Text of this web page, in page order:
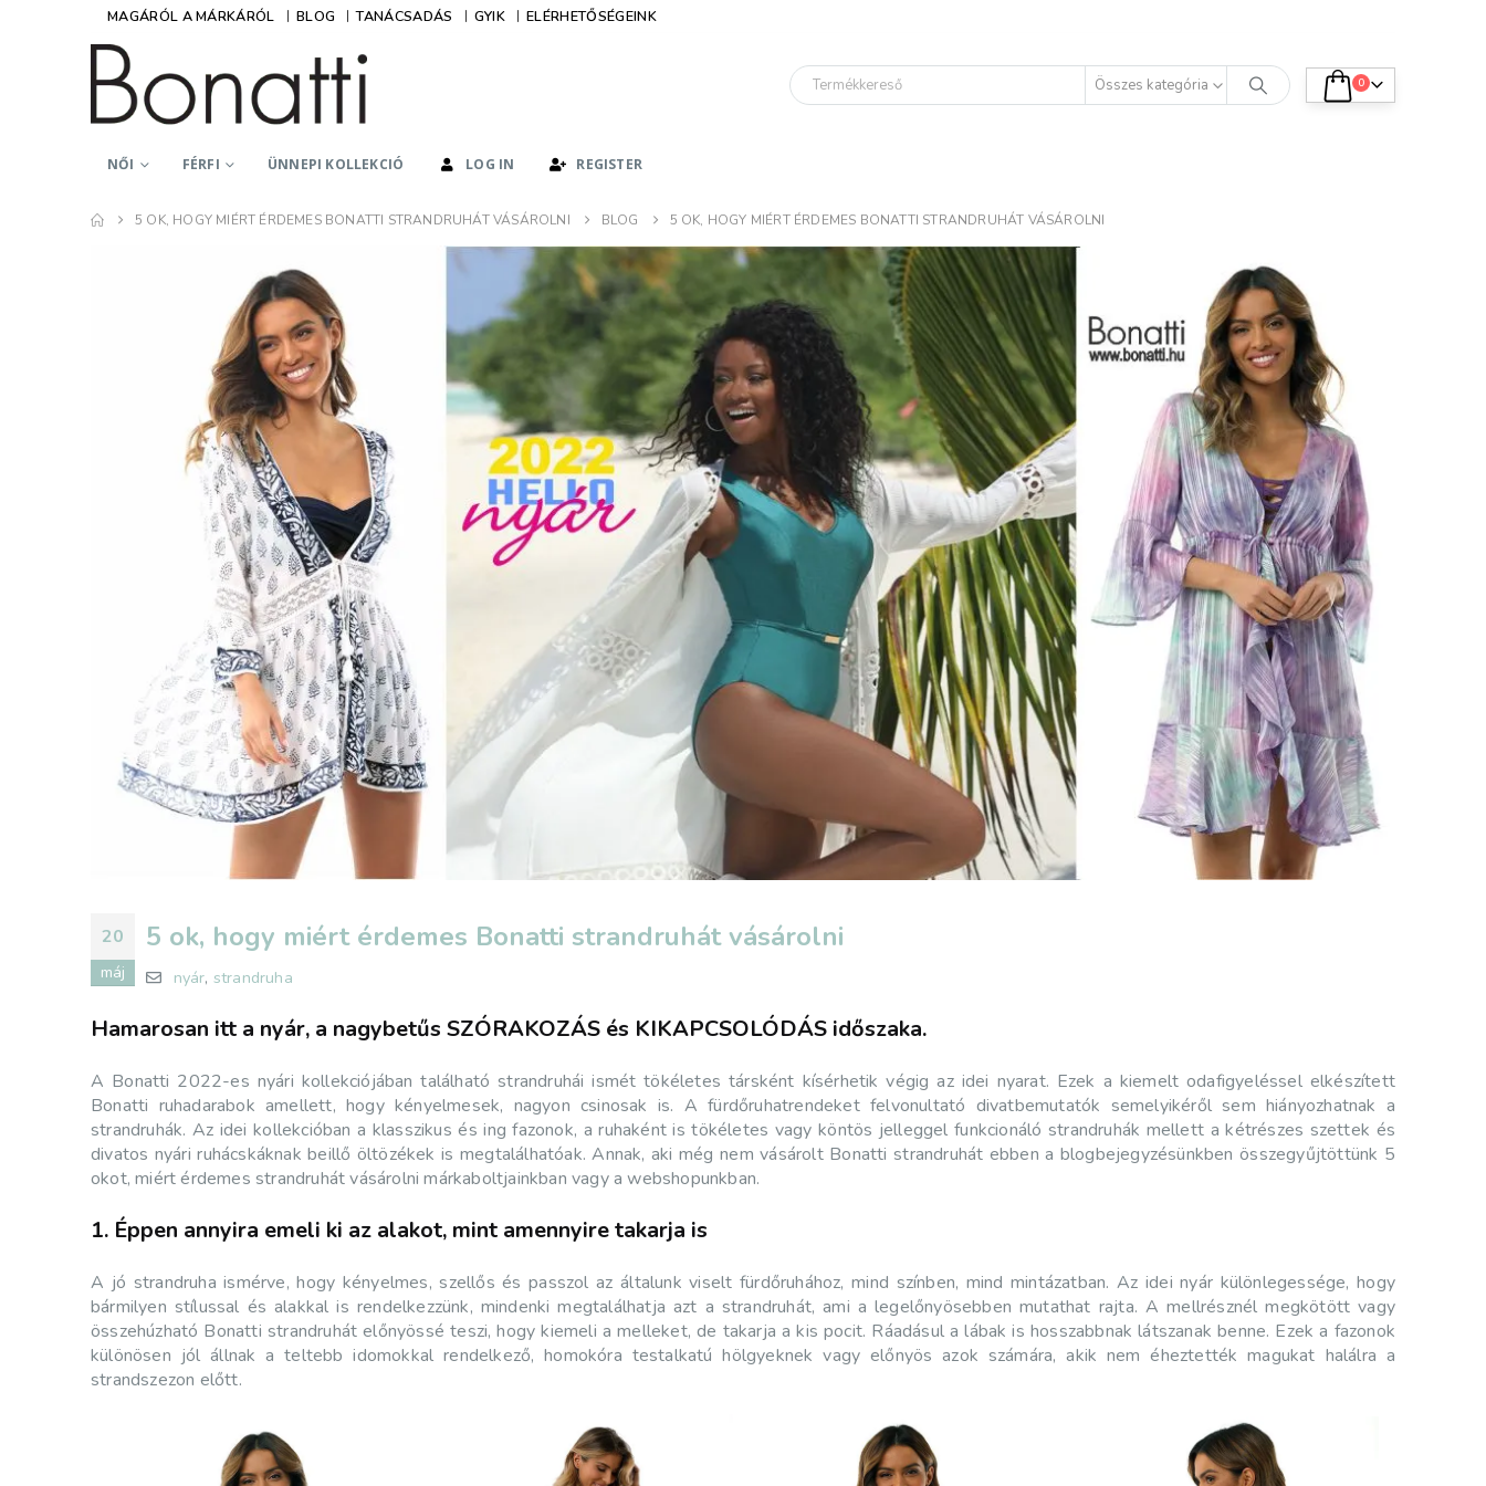
MAGÁRÓL A MÁRKÁRÓL BLOG TANÁCSADÁS GYIK ELÉRHETŐSÉGEINK
Összes kategória 0
NŐI FÉRFI ÜNNEPI KOLLEKCIÓ LOG IN REGISTER
5 OK, HOGY MIÉRT ÉRDEMES BONATTI STRANDRUHÁT VÁSÁROLNI BLOG 5 OK, HOGY MIÉRT ÉRDEMES BONATTI STRANDRUHÁT VÁSÁROLNI
20
máj
5 ok, hogy miért érdemes Bonatti strandruhát vásárolni
nyár, strandruha
Hamarosan itt a nyár, a nagybetűs SZÓRAKOZÁS és KIKAPCSOLÓDÁS időszaka.
A Bonatti 2022-es nyári kollekciójában található strandruhái ismét tökéletes társként kísérhetik végig az idei nyarat. Ezek a kiemelt odafigyeléssel elkészített
Bonatti ruhadarabok amellett, hogy kényelmesek, nagyon csinosak is. A fürdőruhatrendeket felvonultató divatbemutatók semelyikéről sem hiányozhatnak a
strandruhák. Az idei kollekcióban a klasszikus és ing fazonok, a ruhaként is tökéletes vagy köntös jelleggel funkcionáló strandruhák mellett a kétrészes szettek és
divatos nyári ruhácskáknak beillő öltözékek is megtalálhatóak. Annak, aki még nem vásárolt Bonatti strandruhát ebben a blogbejegyzésünkben összegyűjtöttünk 5
okot, miért érdemes strandruhát vásárolni márkaboltjainkban vagy a webshopunkban.
1. Éppen annyira emeli ki az alakot, mint amennyire takarja is
A jó strandruha ismérve, hogy kényelmes, szellős és passzol az általunk viselt fürdőruhához, mind színben, mind mintázatban. Az idei nyár különlegessége, hogy
bármilyen stílussal és alakkal is rendelkezzünk, mindenki megtalálhatja azt a strandruhát, ami a legelőnyösebben mutathat rajta. A mellrésznél megkötött vagy
összehúzható Bonatti strandruhát előnyössé teszi, hogy kiemeli a melleket, de takarja a kis pocit. Ráadásul a lábak is hosszabbnak látszanak benne. Ezek a fazonok
különösen jól állnak a teltebb idomokkal rendelkező, homokóra testalkatú hölgyeknek vagy előnyös azok számára, akik nem éheztették magukat halálra a
strandszezon előtt.